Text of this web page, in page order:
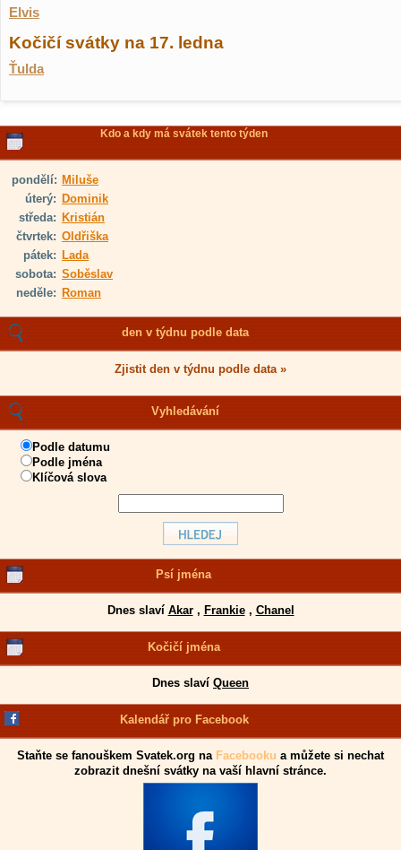
Elvis
Kočičí svátky na 17. ledna
Ťulda
Kdo a kdy má svátek tento týden
pondělí: Miluše
úterý: Dominik
středa: Kristián
čtvrtek: Oldřiška
pátek: Lada
sobota: Soběslav
neděle: Roman
den v týdnu podle data
Zjistit den v týdnu podle data »
Vyhledávání
Podle datumu
Podle jména
Klíčová slova
Psí jména
Dnes slaví Akar, Frankie, Chanel
Kočičí jména
Dnes slaví Queen
Kalendář pro Facebook
Staňte se fanouškem Svatek.org na Facebooku a můžete si nechat
zobrazit dnešní svátky na vaší hlavní stránce.